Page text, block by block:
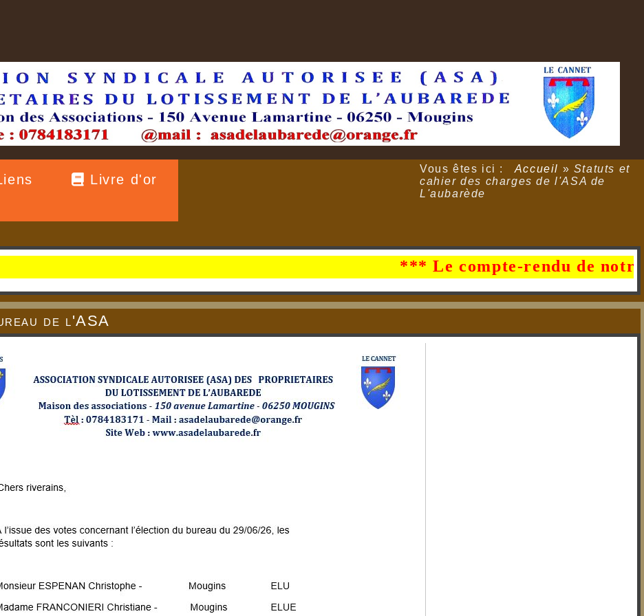
Livre d'or
Vous êtes ici : Accueil » Statuts et
cahier des charges de l'ASA de
L'aubarède
*** Le compte-rendu de notre AG
de l'ASA